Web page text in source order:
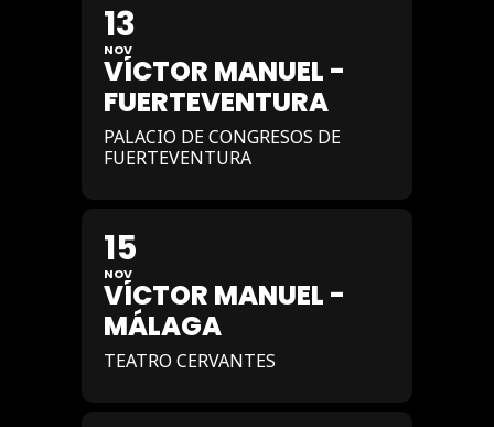
13
NOV
VÍCTOR MANUEL -
FUERTEVENTURA
PALACIO DE CONGRESOS DE
FUERTEVENTURA
15
NOV
VÍCTOR MANUEL -
MÁLAGA
TEATRO CERVANTES